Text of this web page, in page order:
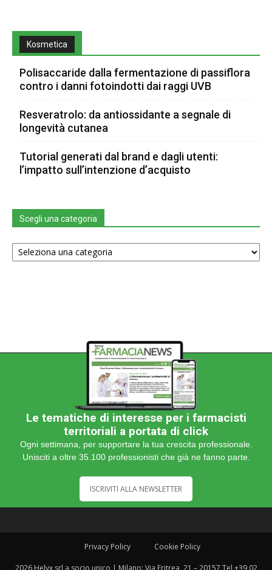
Kosmetica
Polisaccaride dalla fermentazione di passiflora
contro i danni fotoindotti dai raggi UVB
Resveratrolo: da antiossidante a segnale di
longevità cutanea
Tutorial generati dal brand e dagli utenti:
l’impatto sull’intenzione d’acquisto
Scegli una categoria
Scegli
una
Le tematiche di interesse per i farmacisti
territoriali a portata di click
Ogni settimana, per supportare la tua crescita professionale.
Unisciti a oltre 35.100 professionisti che già ne fanno parte.
ISCRIVITI ALLA NEWSLETTER
Privacy Policy Cookie Policy
2026 Helyx srl a socio unico | Milano: Via Eritrea, 21 – 20157 Tel +39 02